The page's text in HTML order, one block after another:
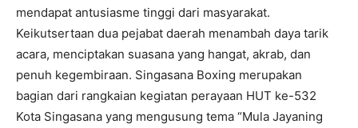
mendapat antusiasme tinggi dari masyarakat.
Keikutsertaan dua pejabat daerah menambah daya tarik
acara, menciptakan suasana yang hangat, akrab, dan
penuh kegembiraan. Singasana Boxing merupakan
bagian dari rangkaian kegiatan perayaan HUT ke-532
Kota Singasana yang mengusung tema “Mula Jayaning